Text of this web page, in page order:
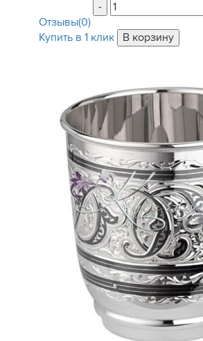
-
Отзывы(0)
Купить в 1 клик